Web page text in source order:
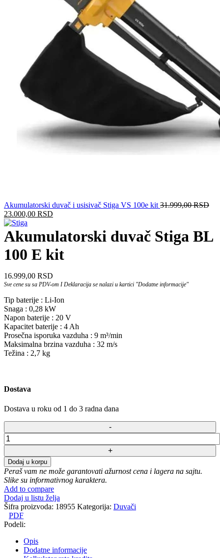
Akumulatorski duvač i usisivač Stiga VS 100e kit 31.999,00RSD
Originalna
cena
je
bila:
31.999,00 RSD.
23.000,00 RSD
je:
23.000,00 RSD.
Akumulatorski duvač Stiga BL
100 E kit
16.999,00 RSD
Sve cene su sa PDV-om I Deklaracija se nalazi u kartici "Dodatne informacije"
Tip baterije : Li-Ion
Snaga : 0,28 kW
Napon baterije : 20 V
Kapacitet baterije : 4 Ah
Prosečna isporuka vazduha : 9 m³/min
Maksimalna brzina vazduha : 32 m/s
Težina : 2,7 kg
Dostava
Dostava u roku od 1 do 3 radna dana
Akumulatorski
duvač
Stiga
BL
100
E
kit
količina
Dodaj u korpu
Peraš vam ne može garantovati ažurnost cena i lagera na sajtu.
Slike su informativnog karaktera.
Add to compare
Dodaj u listu želja
Šifra proizvoda: 18955 Kategorija: Duvači
PDF
Podeli:
Opis
Dodatne informacije